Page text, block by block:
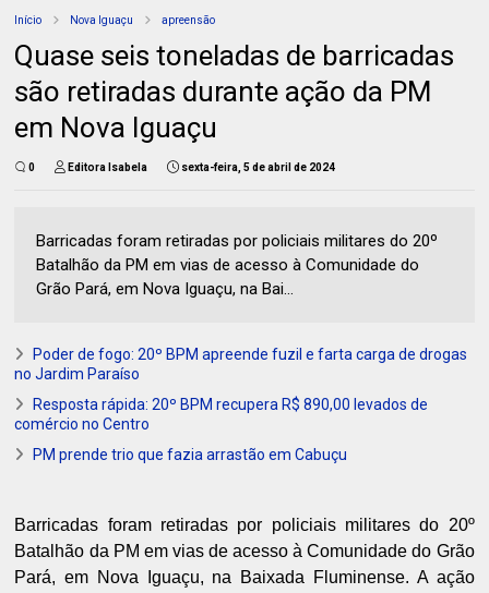
Início Nova Iguaçu apreensão
Quase seis toneladas de barricadas
são retiradas durante ação da PM
em Nova Iguaçu
0 Editora Isabela sexta-feira, 5 de abril de 2024
Barricadas foram retiradas por policiais militares do 20º
Batalhão da PM em vias de acesso à Comunidade do
Grão Pará, em Nova Iguaçu, na Bai...
Poder de fogo: 20º BPM apreende fuzil e farta carga de drogas
no Jardim Paraíso
Resposta rápida: 20º BPM recupera R$ 890,00 levados de
comércio no Centro
PM prende trio que fazia arrastão em Cabuçu
Barricadas foram retiradas por policiais militares do 20º
Batalhão da PM em vias de acesso à Comunidade do Grão
Pará, em Nova Iguaçu, na Baixada Fluminense. A ação